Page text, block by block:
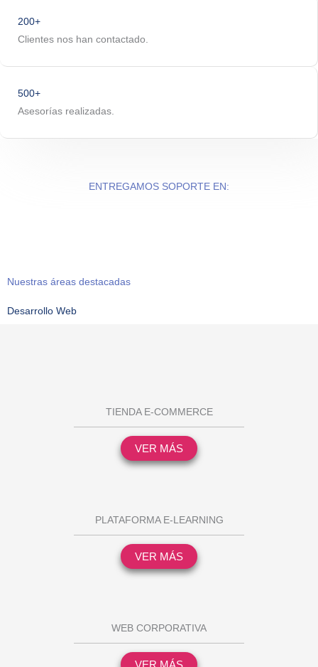
200+
Clientes nos han contactado.
500+
Asesorías realizadas.
ENTREGAMOS SOPORTE EN:
Nuestras áreas destacadas
Desarrollo Web
TIENDA E-COMMERCE
VER MÁS
PLATAFORMA E-LEARNING
VER MÁS
WEB CORPORATIVA
VER MÁS